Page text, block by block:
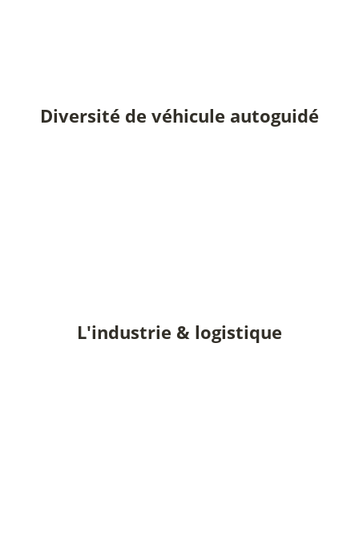
Diversité de véhicule autoguidé
L'industrie & logistique